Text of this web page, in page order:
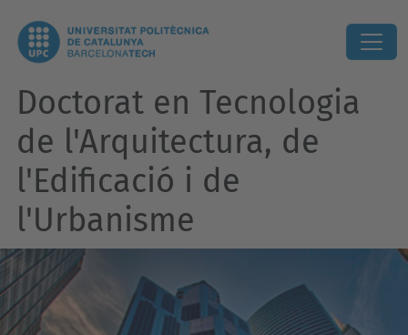
Doctorat en Tecnologia
de l'Arquitectura, de
l'Edificació i de
l'Urbanisme